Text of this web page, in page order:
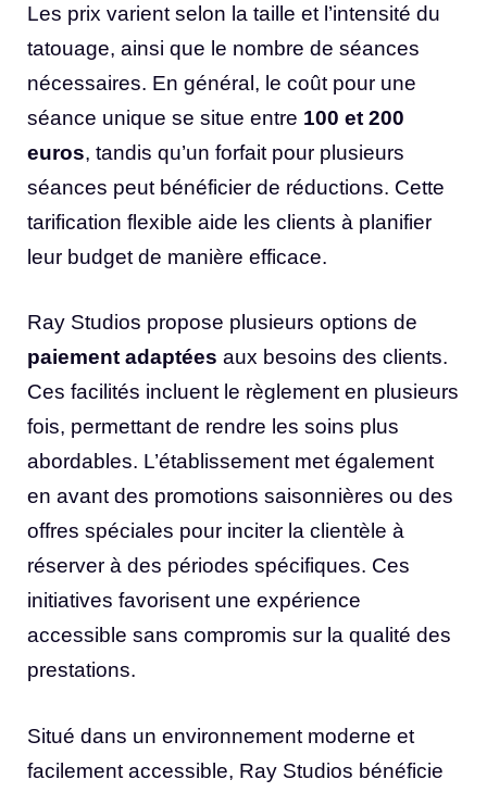
Les prix varient selon la taille et l’intensité du
tatouage, ainsi que le nombre de séances
nécessaires. En général, le coût pour une
séance unique se situe entre 100 et 200
euros, tandis qu’un forfait pour plusieurs
séances peut bénéficier de réductions. Cette
tarification flexible aide les clients à planifier
leur budget de manière efficace.
Ray Studios propose plusieurs options de
paiement adaptées aux besoins des clients.
Ces facilités incluent le règlement en plusieurs
fois, permettant de rendre les soins plus
abordables. L’établissement met également
en avant des promotions saisonnières ou des
offres spéciales pour inciter la clientèle à
réserver à des périodes spécifiques. Ces
initiatives favorisent une expérience
accessible sans compromis sur la qualité des
prestations.
Situé dans un environnement moderne et
facilement accessible, Ray Studios bénéficie